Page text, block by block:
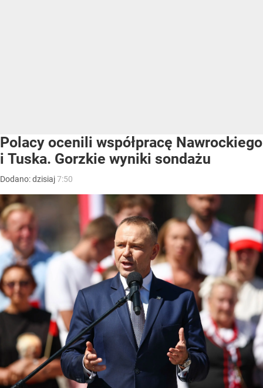
Polacy ocenili współpracę Nawrockiego
i Tuska. Gorzkie wyniki sondażu
Dodano:dzisiaj7:50